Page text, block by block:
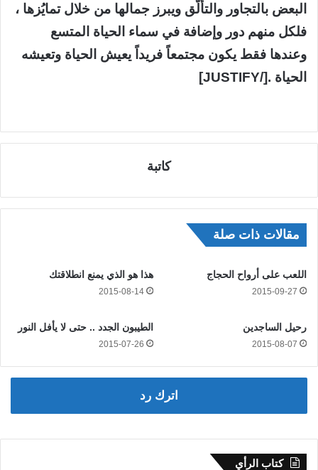
البعض بالتجاور والتألُّق ويبرز جمالها من خلال تمايُزها ،
فلكل منهم دور وإضافة في سماء الحياة المتسع
وعندها فقط يكون مجتمعاً فريداً يعيش الحياة وتعيشه
الحياة .[/JUSTIFY]
كاتبة
مقالات ذات صلة
اللعب على أرواح الحجاج
2015-09-27
هذا هو الذي يمنع انطلاقتك
2015-08-14
رحيل الساجدين
2015-08-07
الطيبون الجدد .. حتى لا يأفل النور
2015-07-26
اترك رد
كتاب الرأي